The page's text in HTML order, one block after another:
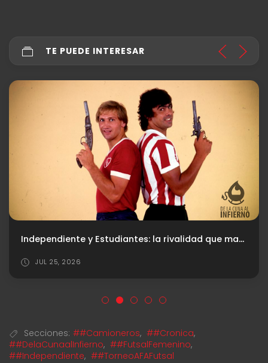
TE PUEDE INTERESAR
Aumento en la cuota social
AGO 03, 2026
Secciones: ##Camioneros, ##Cronica,
##DelaCunaalInfierno, ##FutsalFemenino,
##Independiente, ##TorneoAFAFutsal